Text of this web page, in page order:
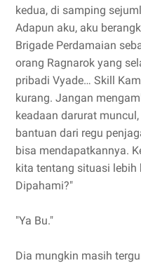
kedua, di samping
Adapun aku, aku
Brigade Perdamaian
orang Ragnarok yang
pribadi Vyade… Skill
kurang. Jangan
keadaan darurat
bantuan dari regu
bisa mendapatkannya.
kita tentang situasi lebih
Dipahami?"
"Ya Bu."
Dia mungkin masih